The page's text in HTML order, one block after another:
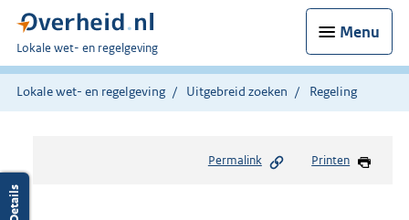
Menu
U
bent
hier:
Lokale wet- en regelgeving
Lokale wet- en regelgeving Uitgebreid zoeken Regeling
Permalink Printen